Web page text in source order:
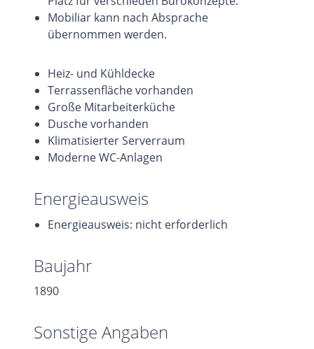
Mobiliar kann nach Absprache
übernommen werden.
Heiz- und Kühldecke
Terrassenfläche vorhanden
Große Mitarbeiterküche
Dusche vorhanden
Klimatisierter Serverraum
Moderne WC-Anlagen
Energieausweis
Energieausweis: nicht erforderlich
Baujahr
1890
Sonstige Angaben